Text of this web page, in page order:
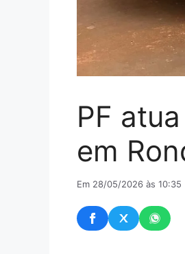
PF
em
Em 28/05/2026 às 10:35